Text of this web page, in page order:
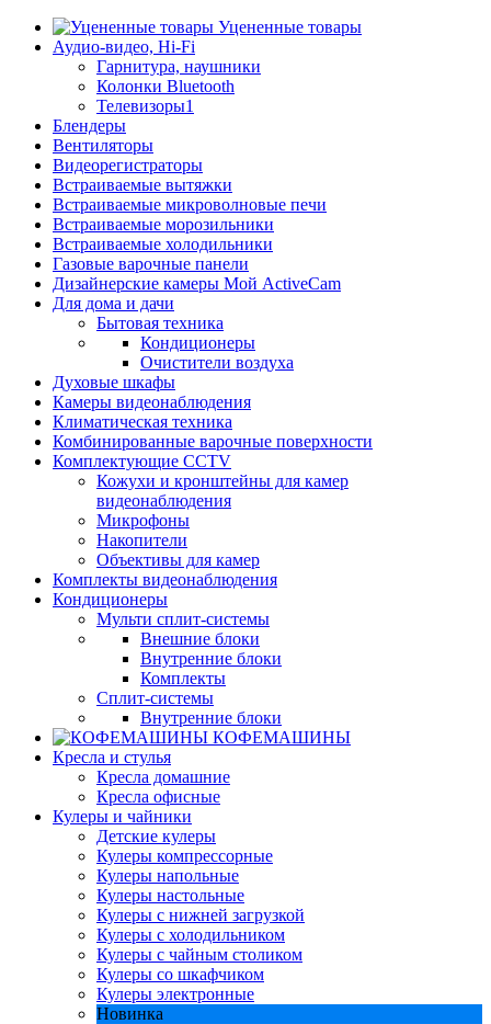
Уцененные товары
Аудио-видео, Hi-Fi
Гарнитура, наушники
Колонки Bluetooth
Телевизоры1
Блендеры
Вентиляторы
Видеорегистраторы
Встраиваемые вытяжки
Встраиваемые микроволновые печи
Встраиваемые морозильники
Встраиваемые холодильники
Газовые варочные панели
Дизайнерские камеры Мой ActiveCam
Для дома и дачи
Бытовая техника
Кондиционеры
Очистители воздуха
Духовые шкафы
Камеры видеонаблюдения
Климатическая техника
Комбинированные варочные поверхности
Комплектующие CCTV
Кожухи и кронштейны для камер
видеонаблюдения
Микрофоны
Накопители
Объективы для камер
Комплекты видеонаблюдения
Кондиционеры
Мульти сплит-системы
Внешние блоки
Внутренние блоки
Комплекты
Сплит-системы
Внутренние блоки
КОФЕМАШИНЫ
Кресла и стулья
Кресла домашние
Кресла офисные
Кулеры и чайники
Детские кулеры
Кулеры компрессорные
Кулеры напольные
Кулеры настольные
Кулеры с нижней загрузкой
Кулеры с холодильником
Кулеры с чайным столиком
Кулеры со шкафчиком
Кулеры электронные
Новинка